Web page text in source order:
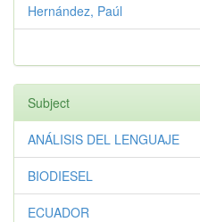
Hernández, Paúl
Subject
ANÁLISIS DEL LENGUAJE
BIODIESEL
ECUADOR